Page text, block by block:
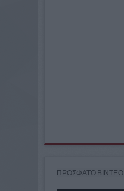
ΠΡΟΣΦΑΤΟ ΒΙΝΤΕΟ